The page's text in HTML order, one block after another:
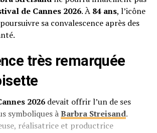
de Cannes 2026. À 84 ans, l’icône
sa convalescence après des
très remarquée
2026devait offrir l’un de ses
symboliques àBarbra Streisand.
réalisatrice et productrice